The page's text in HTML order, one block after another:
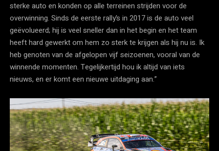
sterke auto en konden op alle terreinen strijden voor de
overwinning. Sinds de eerste rally’s in 2017 is de auto veel
geëvolueerd; hij is veel sneller dan in het begin en het team
heeft hard gewerkt om hem zo sterk te krijgen als hij nu is. Ik
heb genoten van de afgelopen vijf seizoenen, vooral van de
winnende momenten. Tegelijkertijd hou ik altijd van iets
nieuws, en er komt een nieuwe uitdaging aan.”